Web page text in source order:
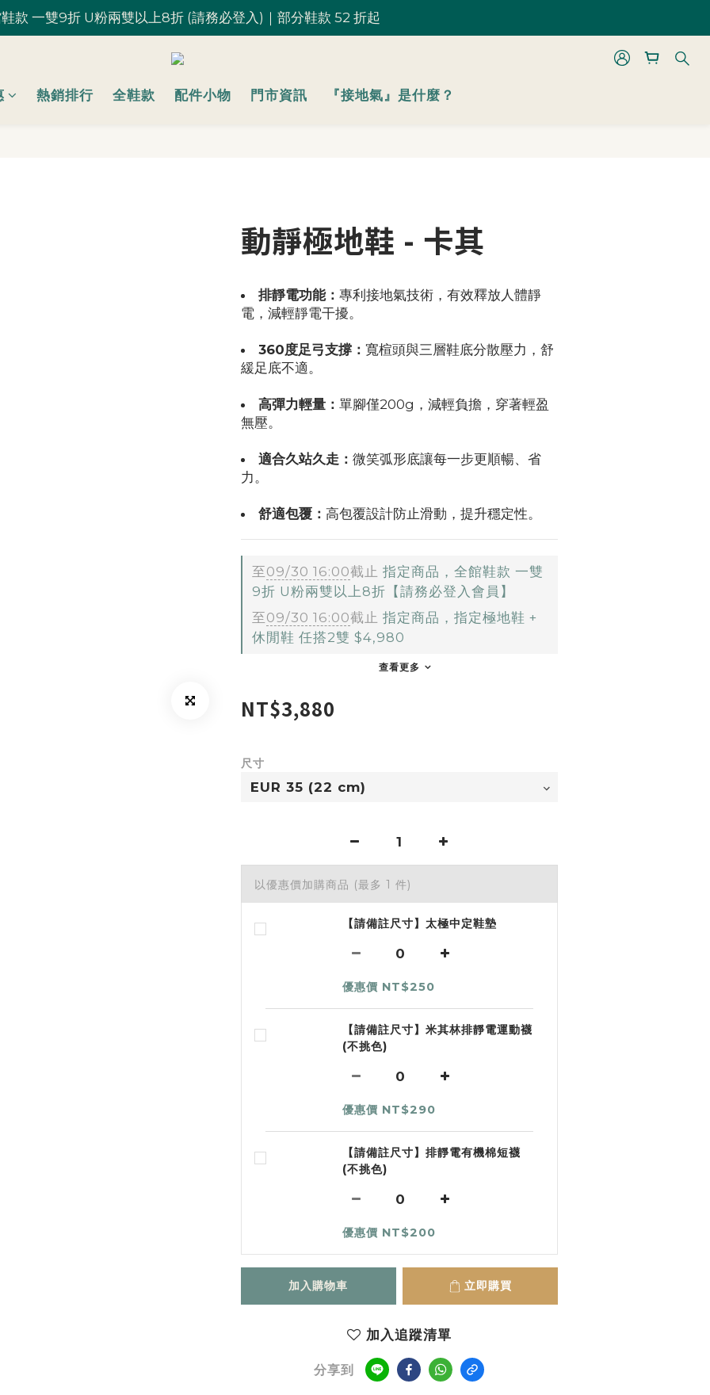
款 一雙9折 U粉兩雙以上8折 (請務必登入)｜部分鞋款 52 折起
款 一雙9折 U粉兩雙以上8折 (請務必登入)｜部分鞋款 52 折起
熱銷排行 全鞋款 配件小物 門市資訊 『接地氣』是什麼？
動靜極地鞋 - 卡其
排靜電功能：專利接地氣技術，有效釋放人體靜
電，減輕靜電干擾。
360度足弓支撐：寬楦頭與三層鞋底分散壓力，舒
緩足底不適。
高彈力輕量：單腳僅200g，減輕負擔，穿著輕盈
無壓。
適合久站久走：微笑弧形底讓每一步更順暢、省
力。
舒適包覆：高包覆設計防止滑動，提升穩定性。
至09/30 16:00截止 指定商品，全館鞋款 一雙
9折 U粉兩雙以上8折【請務必登入會員】
至09/30 16:00截止 指定商品，指定極地鞋 +
休閒鞋 任搭2雙 $4,980
查看更多
NT$3,880
尺寸
以優惠價加購商品 (最多 1 件)
【請備註尺寸】太極中定鞋墊
優惠價 NT$250
【請備註尺寸】米其林排靜電運動襪
(不挑色)
優惠價 NT$290
【請備註尺寸】排靜電有機棉短襪
(不挑色)
優惠價 NT$200
加入購物車 立即購買
加入追蹤清單
分享到